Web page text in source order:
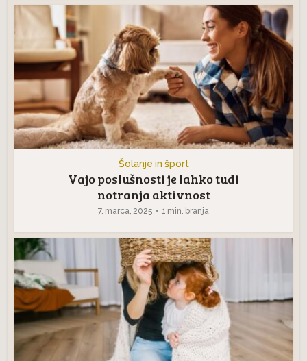
Šolanje in šport
Vajo poslušnosti je lahko tudi
notranja aktivnost
7. marca, 2025 1 min. branja